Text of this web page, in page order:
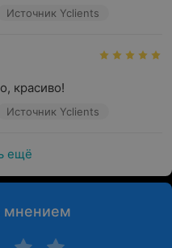
Источник Yclients
красиво!
Источник Yclients
ещё
мнением